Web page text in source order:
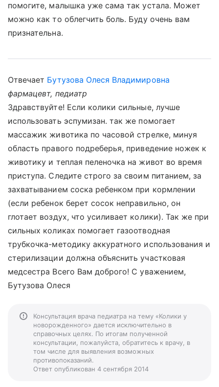
помогите, малышка уже сама так устала. Может
можно как то облегчить боль. Буду очень вам
признательна.
Отвечает Бутузова Олеся Владимировна
фармацевт, педиатр
Здравствуйте! Если колики сильные, лучше
использовать эспумизан. так же помогает
массажик животика по часовой стрелке, минуя
область правого подреберья, приведение ножек к
животику и теплая пеленочка на живот во время
приступа. Следите строго за своим питанием, за
захватыванием соска ребенком при кормлении
(если ребенок берет сосок неправильно, он
глотает воздух, что усиливает колики). Так же при
сильных коликах помогает газоотводная
трубкочка-методику аккуратного использования и
стерилизации должна объяснить участковая
медсестра Всего Вам доброго! С уважением,
Бутузова Олеся
Консультация врача педиатра на тему «Колики у
новорожденного» дается исключительно в
справочных целях. По итогам полученной
консультации, пожалуйста, обратитесь к врачу, в
том числе для выявления возможных
противопоказаний.
Ответ опубликован 4 сентября 2014